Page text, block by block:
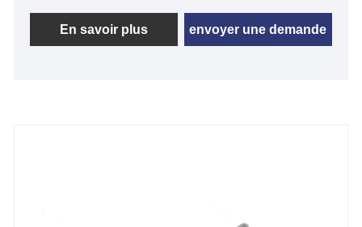
taraudeuses à tête cylindrique DIN 7971 dans notre
usine et nous vous offrira le meilleur service après-
En savoir plus envoyer une demande